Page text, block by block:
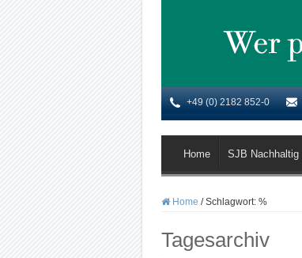
+49 (0) 2182 852-0
Home SJB Nachhaltig
Home / Schlagwort: %
Tagesarchiv